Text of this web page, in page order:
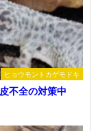
ヒョウモントカゲモドキ
不全の対策中